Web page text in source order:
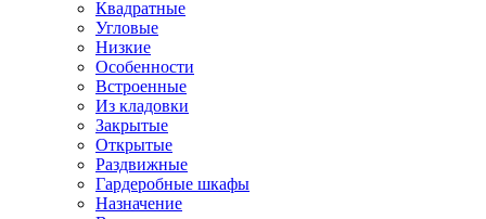
Квадратные
Угловые
Низкие
Особенности
Встроенные
Из кладовки
Закрытые
Открытые
Раздвижные
Гардеробные шкафы
Назначение